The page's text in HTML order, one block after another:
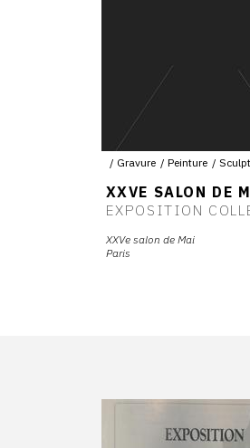
Gravure Peinture
XXVE SALON DE
EXPOSITION
XXVe salon de Mai
Paris